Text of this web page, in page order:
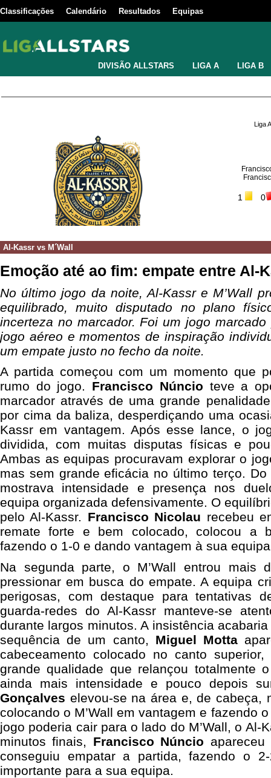
Classificações Calendário Resultados Equipas
DIVISÃO ALLSTARS LIGA A LIGA B
Liga
1 0
Al-Kassr vs M´Wall
Emoção até ao fim: empate entre Al-
No último jogo da noite, Al-Kassr e M’Wall
equilibrado, muito disputado no plano
incerteza no marcador. Foi um jogo
jogo aéreo e momentos de inspiração
um empate justo no fecho da noite.
A partida começou com um momento que
rumo do jogo. Francisco Núncio teve a
marcador através de uma grande
por cima da baliza, desperdiçando uma
Kassr em vantagem. Após esse lance, o
dividida, com muitas disputas físicas e
Ambas as equipas procuravam explorar o
mas sem grande eficácia no último terço. Do
mostrava intensidade e presença nos
equipa organizada defensivamente. O
pelo Al-Kassr. Francisco Nicolau recebeu
remate forte e bem colocado, colocou a
fazendo o 1-0 e dando vantagem à sua
Na segunda parte, o M’Wall entrou mais
pressionar em busca do empate. A equipa
perigosas, com destaque para tentativas
guarda-redes do Al-Kassr manteve-se
durante largos minutos. A insistência
sequência de um canto, Miguel Motta
cabeceamento colocado no canto
grande qualidade que relançou totalmente
ainda mais intensidade e pouco depois
Gonçalves elevou-se na área e, de cabeça,
colocando o M’Wall em vantagem e fazendo
jogo poderia cair para o lado do M’Wall, o Al-
minutos finais, Francisco Núncio
conseguiu empatar a partida, fazendo o
importante para a sua equipa.